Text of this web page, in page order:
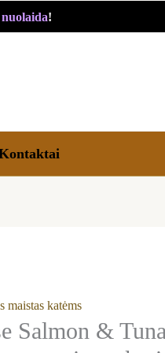
!
maistas katėms
Salmon &